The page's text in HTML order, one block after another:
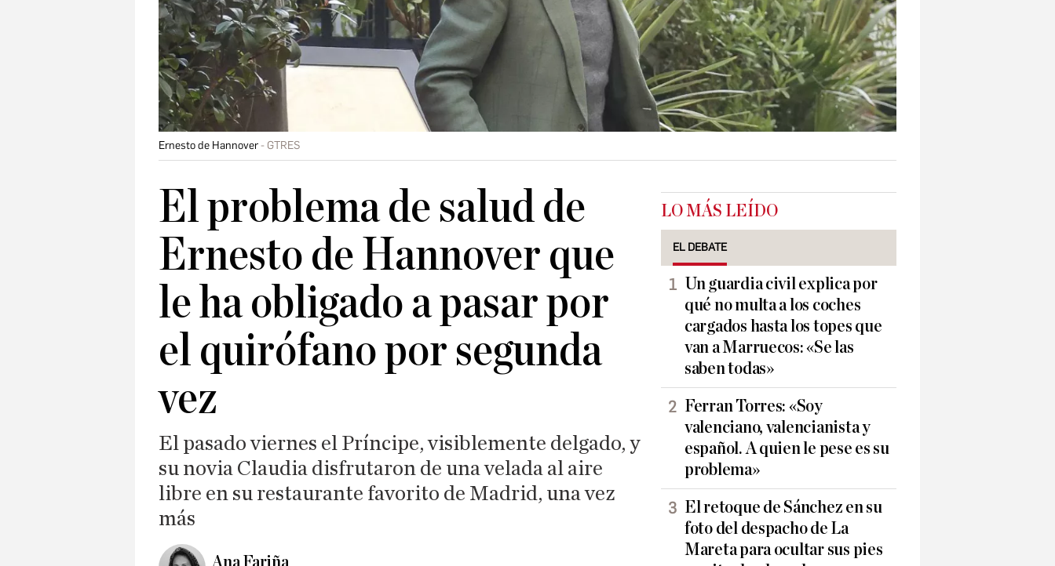
Ernesto de Hannover GTRES
El problema de salud de
Ernesto de Hannover que
le ha obligado a pasar por
el quirófano por segunda
vez
El pasado viernes el Príncipe, visiblemente delgado, y
su novia Claudia disfrutaron de una velada al aire
libre en su restaurante favorito de Madrid, una vez
más
LO MÁS LEÍDO
EL DEBATE
Un guardia civil explica por
qué no multa a los coches
cargados hasta los topes que
van a Marruecos: «Se las
saben todas»
Ferran Torres: «Soy
valenciano, valencianista y
español. A quien le pese es su
problema»
El retoque de Sánchez en su
foto del despacho de La
Mareta para ocultar sus pies